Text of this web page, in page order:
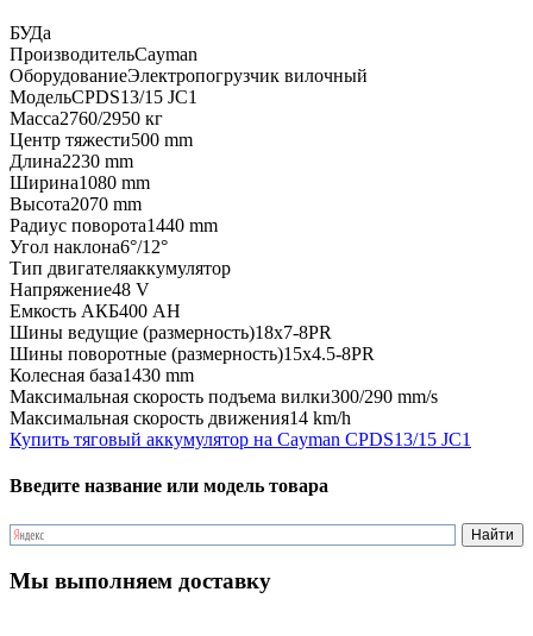
БУДа
ПроизводительCayman
ОборудованиеЭлектропогрузчик вилочный
МодельCPDS13/15 JC1
Масса2760/2950 кг
Центр тяжести500 mm
Длина2230 mm
Ширина1080 mm
Высота2070 mm
Радиус поворота1440 mm
Угол наклона6°/12°
Тип двигателяаккумулятор
Напряжение48 V
Емкость АКБ400 AH
Шины ведущие (размерность)18x7-8PR
Шины поворотные (размерность)15x4.5-8PR
Колесная база1430 mm
Максимальная скорость подъема вилки300/290 mm/s
Максимальная скорость движения14 km/h
Купить тяговый аккумулятор на Cayman CPDS13/15 JC1
Введите название или модель товара
Мы выполняем доставку